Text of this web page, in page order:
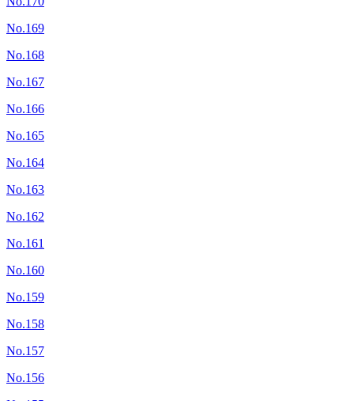
No.169
No.168
No.167
No.166
No.165
No.164
No.163
No.162
No.161
No.160
No.159
No.158
No.157
No.156